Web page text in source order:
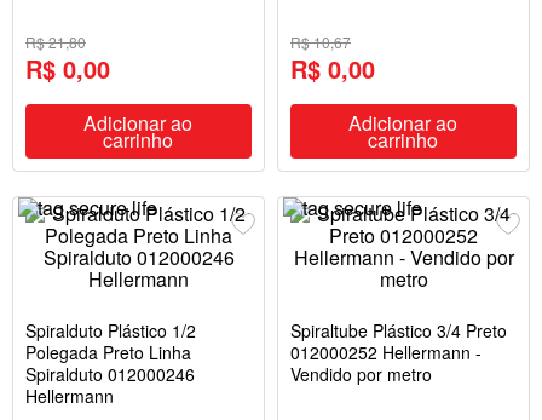
R$ 21,80
R$ 0,00
Adicionar ao
carrinho
R$ 10,67
R$ 0,00
Adicionar ao
carrinho
Spiralduto Plástico 1/2
Polegada Preto Linha
Spiralduto 012000246
Hellermann
Spiraltube Plástico 3/4 Preto
012000252 Hellermann -
Vendido por metro